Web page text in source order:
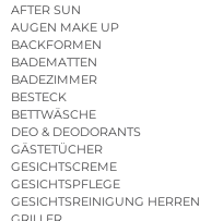
AFTER SUN
AUGEN MAKE UP
BACKFORMEN
BADEMATTEN
BADEZIMMER
BESTECK
BETTWÄSCHE
DEO & DEODORANTS
GÄSTETÜCHER
GESICHTSCREME
GESICHTSPFLEGE
GESICHTSREINIGUNG HERREN